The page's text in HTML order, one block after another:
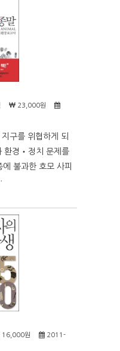
23,000원
구를 위협하게 되
환경‧정치 문제를
불과한 호모 사피
16,000원
2011-